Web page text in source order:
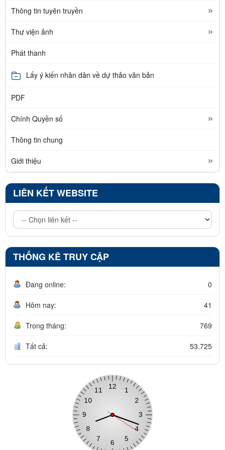
Thông tin tuyên truyền
Thư viện ảnh
Phát thanh
Lấy ý kiến nhân dân về dự thảo văn bản
PDF
Chính Quyền số
Thông tin chung
Giới thiệu
LIÊN KẾT WEBSITE
THỐNG KÊ TRUY CẬP
Đang online: 0
Hôm nay: 41
Trong tháng: 769
Tất cả: 53.725